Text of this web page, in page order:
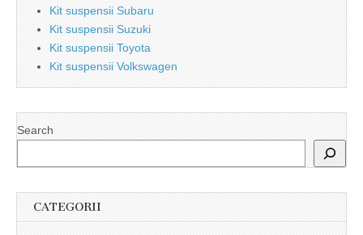
Kit suspensii Subaru
Kit suspensii Suzuki
Kit suspensii Toyota
Kit suspensii Volkswagen
Search
CATEGORII